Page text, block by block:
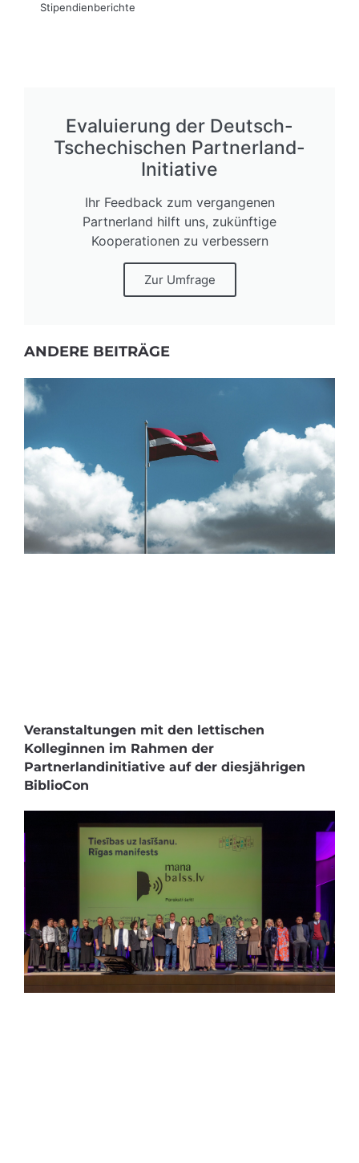
Stipendienberichte
Evaluierung der Deutsch-
Tschechischen Partnerland-
Initiative
Ihr Feedback zum vergangenen
Partnerland hilft uns, zukünftige
Kooperationen zu verbessern
Zur Umfrage
ANDERE BEITRÄGE
Veranstaltungen mit den lettischen
Kolleginnen im Rahmen der
Partnerlandinitiative auf der diesjährigen
BiblioCon